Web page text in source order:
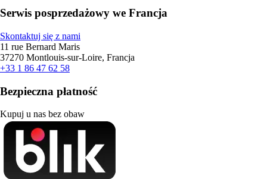
Serwis posprzedażowy we Francja
Skontaktuj się z nami
11 rue Bernard Maris
37270 Montlouis-sur-Loire, Francja
+33 1 86 47 62 58
Bezpieczna płatność
Kupuj u nas bez obaw